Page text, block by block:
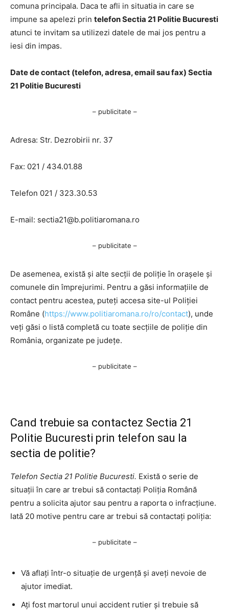
comuna principala. Daca te afli in situatia in care se
impune sa apelezi prin telefon Sectia 21 Politie Bucuresti
atunci te invitam sa utilizezi datele de mai jos pentru a
iesi din impas.
Date de contact (telefon, adresa, email sau fax) Sectia
21 Politie Bucuresti
– publicitate –
Adresa: Str. Dezrobirii nr. 37
Fax: 021 / 434.01.88
Telefon 021 / 323.30.53
E-mail: sectia21@b.politiaromana.ro
– publicitate –
De asemenea, există și alte secții de poliție în orașele și
comunele din împrejurimi. Pentru a găsi informațiile de
contact pentru acestea, puteți accesa site-ul Poliției
Române (https://www.politiaromana.ro/ro/contact), unde
veți găsi o listă completă cu toate secțiile de poliție din
România, organizate pe județe.
– publicitate –
Cand trebuie sa contactez Sectia 21
Politie Bucuresti prin telefon sau la
sectia de politie?
Telefon Sectia 21 Politie Bucuresti. Există o serie de
situații în care ar trebui să contactați Poliția Română
pentru a solicita ajutor sau pentru a raporta o infracțiune.
Iată 20 motive pentru care ar trebui să contactați poliția:
– publicitate –
Vă aflați într-o situație de urgență și aveți nevoie de
ajutor imediat.
Ați fost martorul unui accident rutier și trebuie să